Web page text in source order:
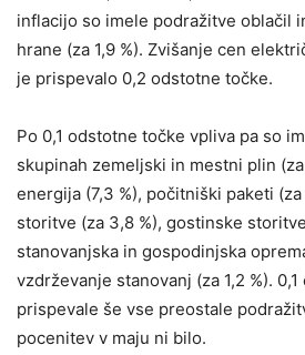
inflacijo so imele podražitve oblačil
hrane (za 1,9 %). Zvišanje cen
je prispevalo 0,2 odstotne točke.
Po 0,1 odstotne točke vpliva pa so
skupinah zemeljski in mestni plin
energija (7,3 %), počitniški paketi
storitve (za 3,8 %), gostinske
stanovanjska in gospodinjska
vzdrževanje stanovanj (za 1,2 %).
prispevale še vse preostale
pocenitev v maju ni bilo.